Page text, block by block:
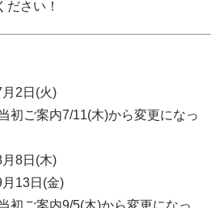
さい！
日(火)
7/11(木)から変更になっ
(木)
(金)
9/5(木)から変更になっ